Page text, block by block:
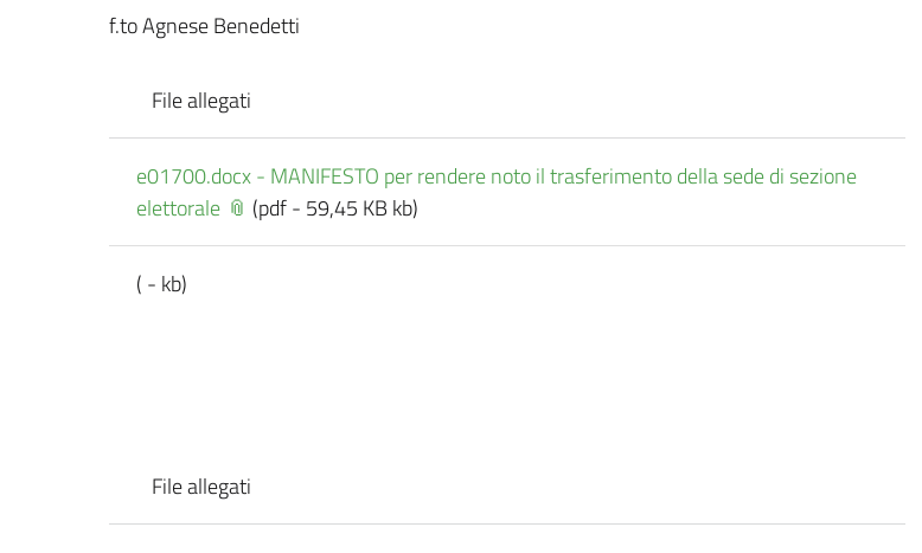
f.to Agnese Benedetti
File allegati
e01700.docx - MANIFESTO per rendere noto il trasferimento della sede di sezione
elettorale
(pdf - 59,45 KB kb)
( - kb)
File allegati